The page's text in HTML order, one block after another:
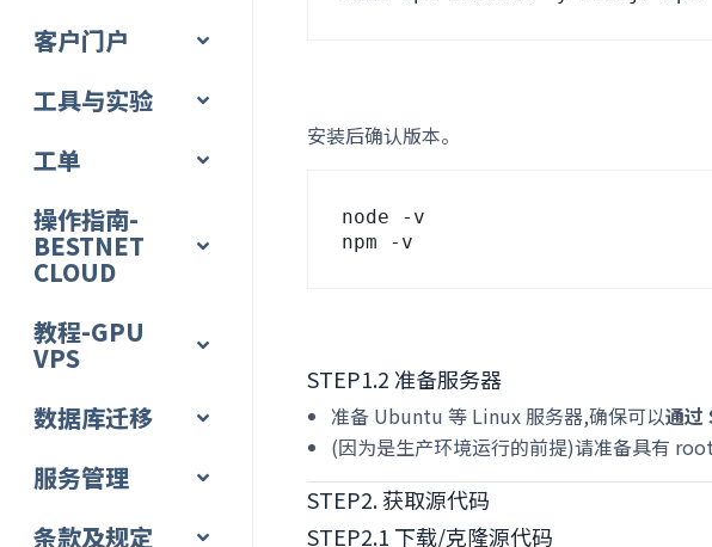
客户门户
工具与实验
工单
操作指南-
BESTNET
CLOUD
教程-GPU
VPS
数据库迁移
服务管理
条款及规定
安装后确认版本。
node -v
STEP1.2 准备服务器
准备 Ubuntu 等 Linux 服务器,确保可以通过
(因为是生产环境运行的前提)请准备具有
STEP2. 获取源代码
STEP2.1 下载/克隆源代码